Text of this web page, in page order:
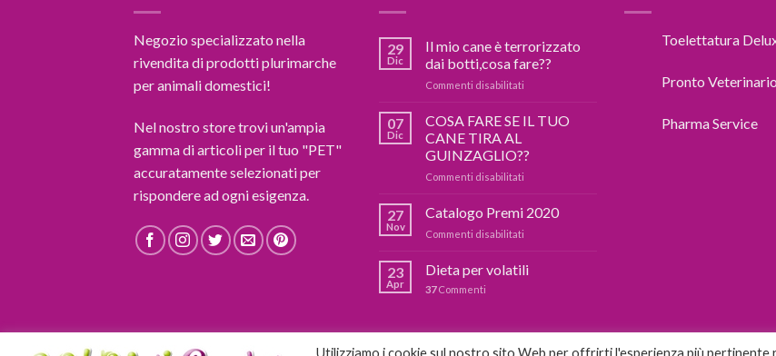
Negozio specializzato nella
rivendita di prodotti plurimarche
per animali domestici!
Nel nostro store trovi un'ampia
gamma di articoli per il tuo "PET"
accuratamente selezionati per
rispondere ad ogni esigenza.
29
Dic
Il mio cane è terrorizzato
dai botti,cosa fare??
Commenti disabilitati
mio
cane
terrorizzato
fare??
07
Dic
COSA FARE SE IL TUO
CANE TIRA AL
GUINZAGLIO??
Commenti disabilitati
FARE
SE
CANE
27
Nov
Catalogo Premi 2020
Commenti disabilitati
Premi
2020
23
Apr
Dieta per volatili
37Commenti
Toelettatura
Pronto Veterinario
Pharma Service
Utilizziamo i cookie sul nostro sito Web per offrirti l'esperienza più pertinente